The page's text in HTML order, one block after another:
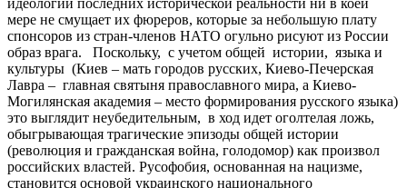
мере не смущает их фюреров, которые за небольшую плату
спонсоров из стран-членов НАТО огульно рисуют из России
образ врага. Поскольку, с учетом общей истории, языка и
культуры (Киев – мать городов русских, Киево-Печерская
Лавра – главная святыня православного мира, а Киево-
Могилянская академия – место формирования русского языка)
это выглядит неубедительным, в ход идет оголтелая ложь,
обыгрывающая трагические эпизоды общей истории
(революция и гражданская война, голодомор) как произвол
российских властей. Русофобия, основанная на нацизме,
становится основой украинского национального